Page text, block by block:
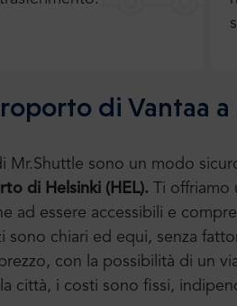
di Vantaa a
Mr.Shuttle sono un modo
di Helsinki (HEL).
Ti
ad essere accessibili e
sono chiari ed equi, senza
con la possibilità di un
città, i costi sono fissi,